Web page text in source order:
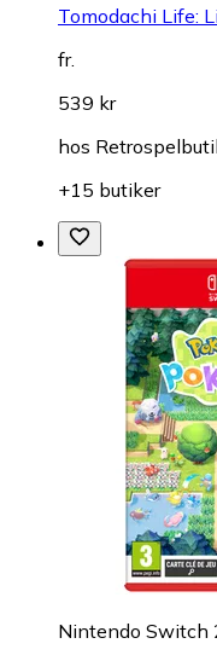
Tomodachi Life:
fr.
539 kr
hos
+15 butiker
Nintendo Switch